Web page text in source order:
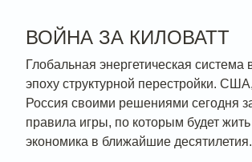
ВОЙНА ЗА КИЛОВАТТ
Глобальная энергетическая система
эпоху структурной перестройки.
Россия своими решениями сегодня
правила игры, по которым будет
экономика в ближайшие десятилетия.